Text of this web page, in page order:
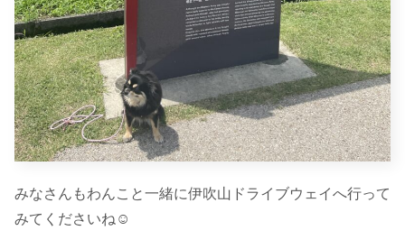
みなさんもわんこと一緒に伊吹山ドライブウェイへ行って
みてくださいね☺︎